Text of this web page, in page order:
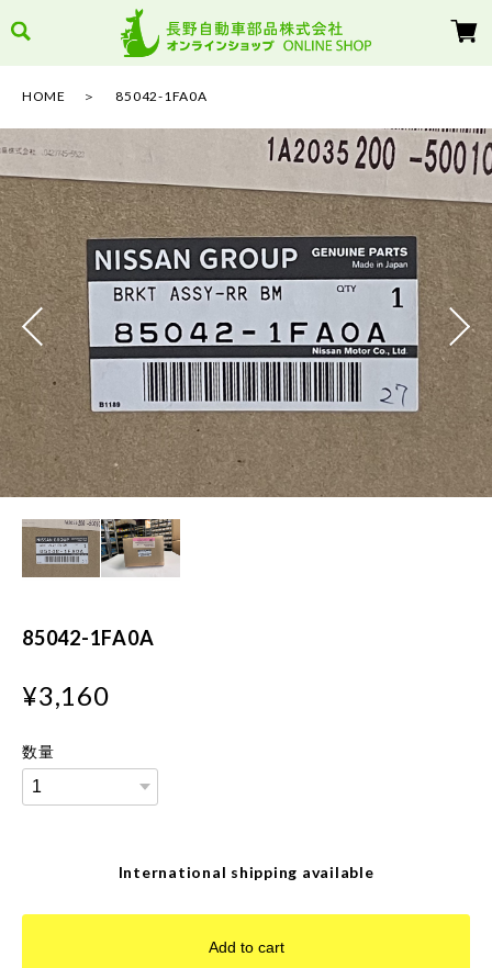
HOME 85042-1FA0A
85042-1FA0A
¥3,160
数量
International shipping available
Add to cart